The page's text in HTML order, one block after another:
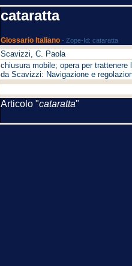
cataratta
Glossario Italiano - Zope-Id: cataratta
Scavizzi, C. Paola
chiusura mobile; opera per
da Scavizzi: Navigazione e
Articolo "cataratta"